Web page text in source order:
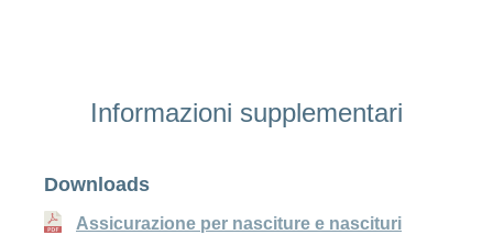
Informazioni supplementari
Downloads
Assicurazione per nasciture e nascituri